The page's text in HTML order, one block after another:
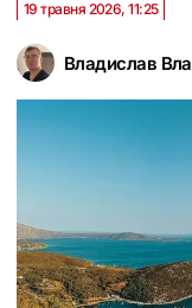
Владислав
19 травня 2026, 11:25